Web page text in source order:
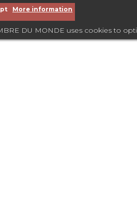
More information
DU MONDE uses cookies to